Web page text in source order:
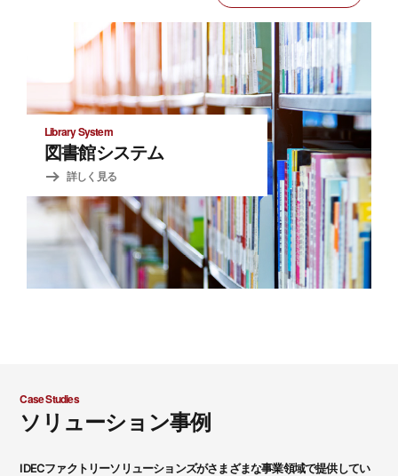
Library System
図書館システム
詳しく見る
Case Studies
ソリューション事例
IDECファクトリーソリューションズがさまざまな事業領域で提供してい